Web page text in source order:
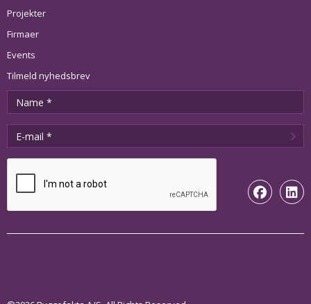
Projekter
Firmaer
Events
Tilmeld nyhedsbrev